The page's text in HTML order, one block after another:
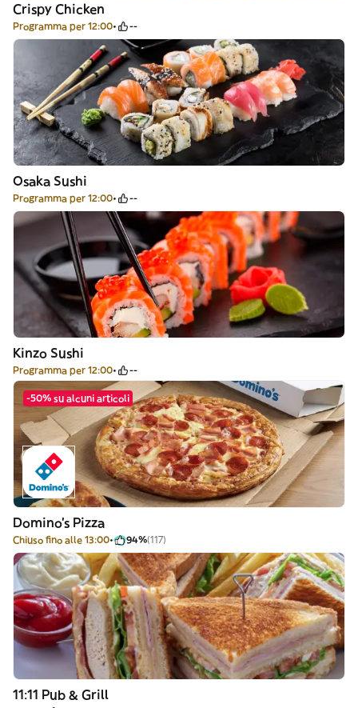
Crispy Chicken
Programma per 12:00 --
Osaka Sushi
Programma per 12:00 --
Kinzo Sushi
Programma per 12:00 --
-50% su alcuni articoli
Domino's Pizza
Chiuso fino alle 13:00 94%(117)
11:11 Pub & Grill